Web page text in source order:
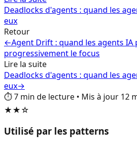
Deadlocks d'agents : quand les
eux
Retour
←Agent Drift : quand les agents IA
progressivement le focus
Lire la suite
Deadlocks d'agents : quand les
eux→
⏱️7 min de lecture • Mis à jour 12
★★☆
Utilisé par les patterns